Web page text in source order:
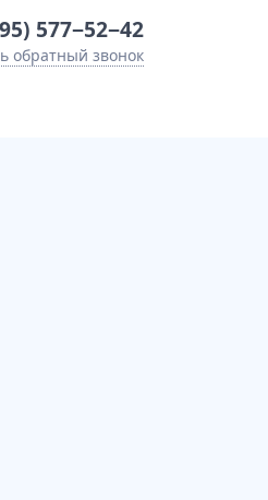
577−52−42
обратный звонок